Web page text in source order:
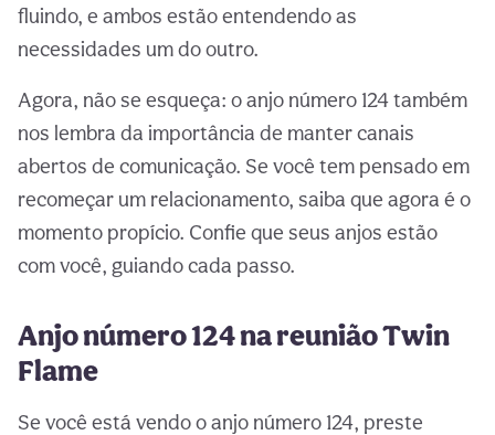
fluindo, e ambos estão entendendo as
necessidades um do outro.
Agora, não se esqueça: o anjo número 124 também
nos lembra da importância de manter canais
abertos de comunicação. Se você tem pensado em
recomeçar um relacionamento, saiba que agora é o
momento propício. Confie que seus anjos estão
com você, guiando cada passo.
Anjo número 124 na reunião Twin
Flame
Se você está vendo o anjo número 124, preste